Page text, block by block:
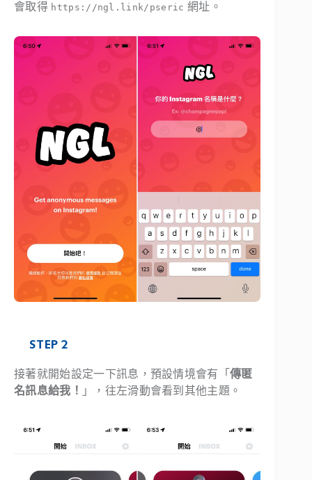
會取得 https://ngl.link/pseric 網址。
STEP 2
接著就開始設定一下訊息，預設情境會有「傳匿
名訊息給我！ 」，往左滑動會看到其他主題。